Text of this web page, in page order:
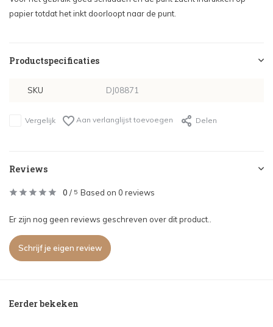
papier totdat het inkt doorloopt naar de punt.
Productspecificaties
SKU DJ08871
Vergelijk Aan verlanglijst toevoegen Delen
Reviews
0 / 5 Based on 0 reviews
Er zijn nog geen reviews geschreven over dit product..
Schrijf je eigen review
Eerder bekeken